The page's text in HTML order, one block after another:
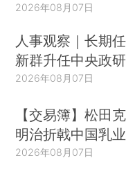
2026年08月07日
人事观察｜长期
新群升任中央政
2026年08月07日
【交易簿】松田
明治折戟中国乳业
2026年08月07日